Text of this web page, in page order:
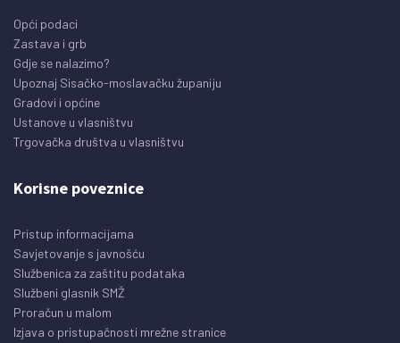
Opći podaci
Zastava i grb
Gdje se nalazimo?
Upoznaj Sisačko-moslavačku županiju
Gradovi i općine
Ustanove u vlasništvu
Trgovačka društva u vlasništvu
Korisne poveznice
Pristup informacijama
Savjetovanje s javnošću
Službenica za zaštitu podataka
Službeni glasnik SMŽ
Proračun u malom
Izjava o pristupačnosti mrežne stranice